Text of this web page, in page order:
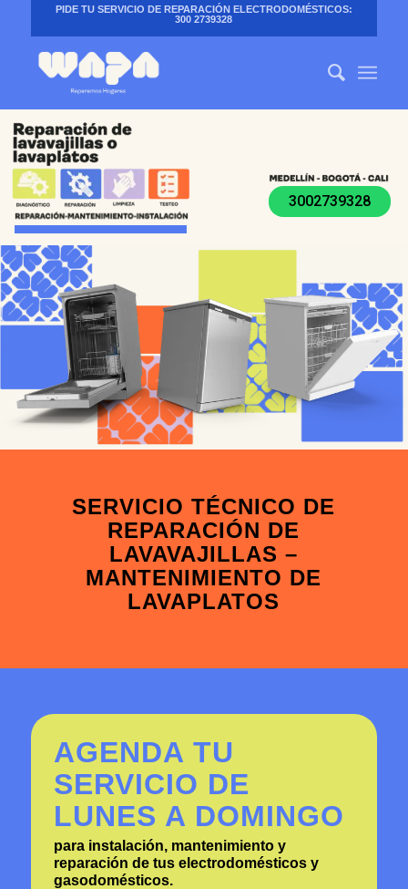
PIDE TU SERVICIO DE REPARACIÓN ELECTRODOMÉSTICOS:
300 2739328
3002739328
SERVICIO TÉCNICO DE
REPARACIÓN DE
LAVAVAJILLAS –
MANTENIMIENTO DE
LAVAPLATOS
AGENDA TU
SERVICIO DE
LUNES A DOMINGO
para instalación, mantenimiento y
reparación de tus electrodomésticos y
gasodomésticos.